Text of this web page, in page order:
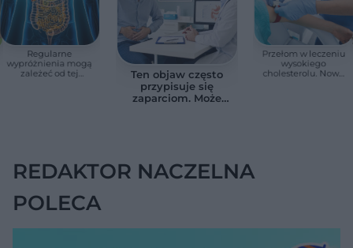
Regularne
wypróżnienia mogą
zależeć od tej
Ten objaw często
przypisuje się
zaparciom. Może
Przełom w leczeniu
wysokiego
cholesterolu. Nowa
REDAKTOR NACZELNA
POLECA